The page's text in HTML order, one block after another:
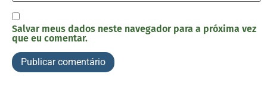
Salvar meus dados neste navegador para a próxima vez
que eu comentar.